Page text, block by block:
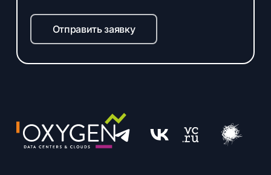
Отправить заявку